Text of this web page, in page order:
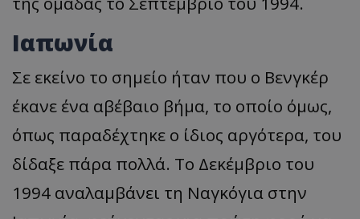
Ιαπωνία
Σε εκείνο το σημείο ήταν που ο Βενγκέρ
έκανε ένα αβέβαιο βήμα, το οποίο όμως,
όπως παραδέχτηκε ο ίδιος αργότερα, του
δίδαξε πάρα πολλά. Το Δεκέμβριο του
1994 αναλαμβάνει τη Ναγκόγια στην